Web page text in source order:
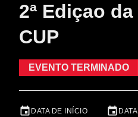
2ª Ediçao
CUP
EVENTO TERMINADO
DATA DE INÍCIO